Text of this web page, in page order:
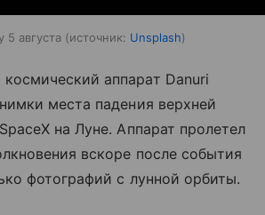
5 августа источник: Unsplash
аппарат Danuri
места падения верхней
на Луне. Аппарат пролетел
вскоре после события
фотографий с лунной орбиты.